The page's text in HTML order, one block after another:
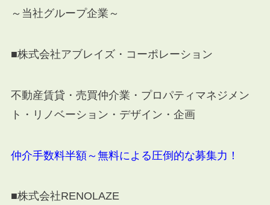
～当社グループ企業～
■株式会社アブレイズ・コーポレーション
不動産賃貸・売買仲介業・プロパティマネジメン
ト・リノベーション・デザイン・企画
仲介手数料半額～無料による圧倒的な募集力！
■株式会社RENOLAZE